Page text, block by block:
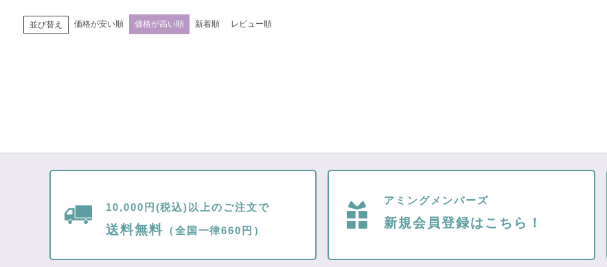
並び替え 価格が安い順 価格が高い順 新着順 レビュー順
10,000円(税込)以上のご注文で
送料無料 （全国一律660円）
アミングメンバーズ
新規会員登録はこちら！